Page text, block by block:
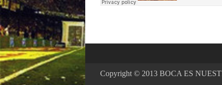
Copyright © 2013 BOCA ES